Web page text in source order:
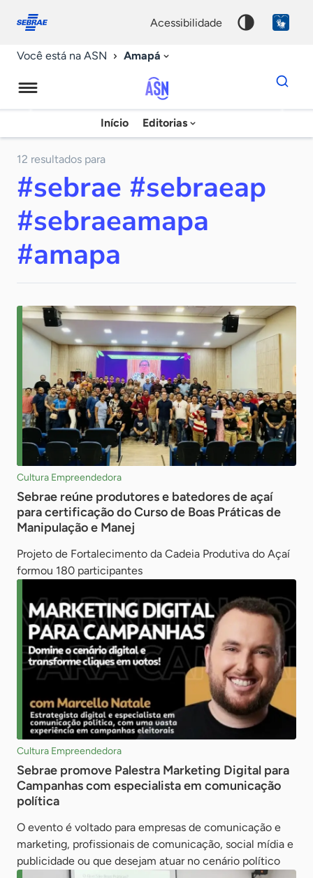
conosco
acessibilidade
Você está na ASN Amapá
Agência
Sebrae
Notícias
Início Editorias
Dados
para
chave
12 resultados para
#sebrae #sebraeap
#sebraeamapa
#amapa
Cultura Empreendedora
Sebrae reúne produtores e batedores de açaí
para certificação do Curso de Boas Práticas de
Manipulação e Manej
Projeto de Fortalecimento da Cadeia Produtiva do Açaí
formou 180 participantes
Cultura Empreendedora
Sebrae promove Palestra Marketing Digital para
Campanhas com especialista em comunicação
política
O evento é voltado para empresas de comunicação e
marketing, profissionais de comunicação, social mídia e
publicidade ou que desejam atuar no cenário político